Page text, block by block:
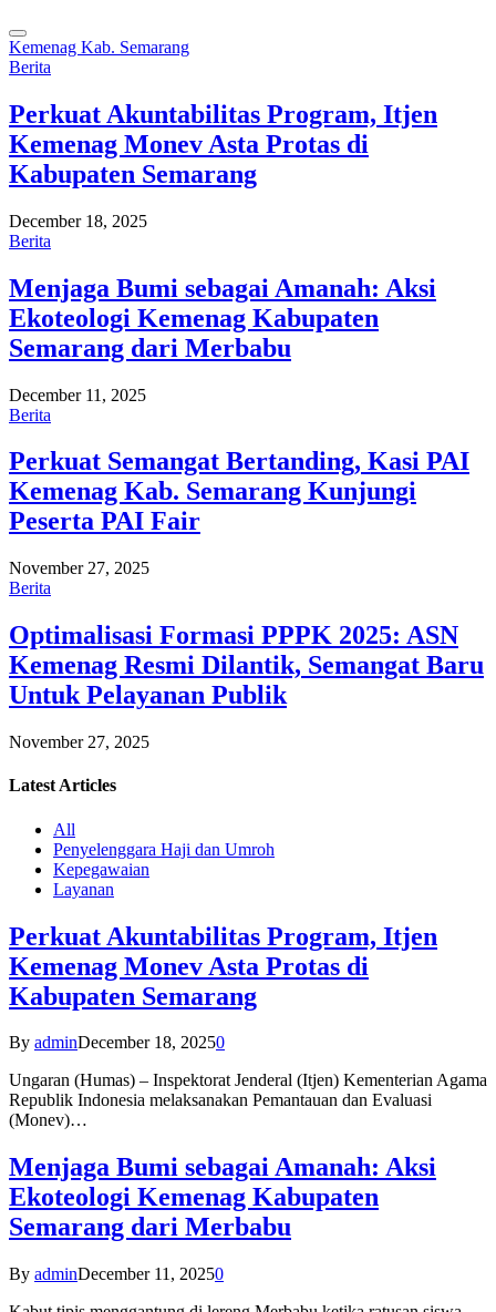
Kemenag Kab. Semarang
Berita
Perkuat Akuntabilitas Program, Itjen
Kemenag Monev Asta Protas di
Kabupaten Semarang
December 18, 2025
Berita
Menjaga Bumi sebagai Amanah: Aksi
Ekoteologi Kemenag Kabupaten
Semarang dari Merbabu
December 11, 2025
Berita
Perkuat Semangat Bertanding, Kasi PAI
Kemenag Kab. Semarang Kunjungi
Peserta PAI Fair
November 27, 2025
Berita
Optimalisasi Formasi PPPK 2025: ASN
Kemenag Resmi Dilantik, Semangat Baru
Untuk Pelayanan Publik
November 27, 2025
Latest Articles
All
Penyelenggara Haji dan Umroh
Kepegawaian
Layanan
Perkuat Akuntabilitas Program, Itjen
Kemenag Monev Asta Protas di
Kabupaten Semarang
By adminDecember 18, 20250
Ungaran (Humas) – Inspektorat Jenderal (Itjen) Kementerian Agama
Republik Indonesia melaksanakan Pemantauan dan Evaluasi
(Monev)…
Menjaga Bumi sebagai Amanah: Aksi
Ekoteologi Kemenag Kabupaten
Semarang dari Merbabu
By adminDecember 11, 20250